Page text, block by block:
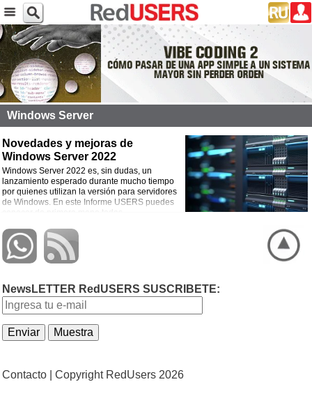
Windows Server
Novedades y mejoras de
Windows Server 2022
Windows Server 2022 es, sin dudas, un
lanzamiento esperado durante mucho tiempo
por quienes utilizan la versión para servidores
de Windows. En este Informe USERS puedes
conocer de primera mano todas
NewsLETTER RedUSERS SUSCRIBETE:
Contacto | Copyright RedUsers 2026